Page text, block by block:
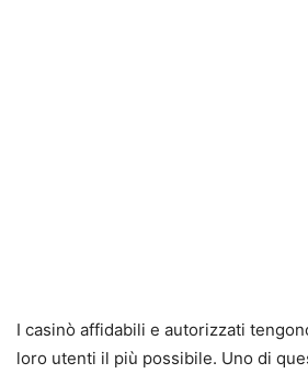
I casinò affidabili e autorizzati
loro utenti il più possibile. Uno di